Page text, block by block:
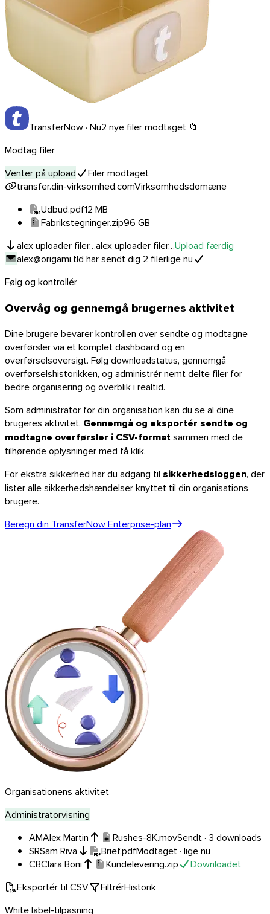
Thunderbird
TransferNow på alle dine enheder
Computer, mobil, browser og e-mail — overalt, gratis.
Opdag API’en
Prøv API’en
TransferNow API
Automatiser dine overførsler — gratis
prøveperiode.
Opdag API’en
Vejledninger og guides
Send alle filtyper
Blog
Support & FAQ
Kontakt support
Tilgængelige sprog
Status på tjenesten
TransferNow · Nu2 nye filer modtaget 📁
Modtag filer
Venter på upload
Filer modtaget
transfer.din-virksomhed.comVirksomhedsdomæne
Udbud.pdf12 MB
Fabrikstegninger.zip96 GB
alex uploader filer…alex uploader filer…Upload færdig
alex@origami.tld har sendt dig 2 filerlige nu
Følg og kontrollér
Overvåg og gennemgå brugernes aktivitet
Dine brugere bevarer kontrollen over sendte og modtagne
overførsler via et komplet dashboard og en
overførselsoversigt. Følg downloadstatus, gennemgå
overførselshistorikken, og administrér nemt delte filer for
bedre organisering og overblik i realtid.
Som administrator for din organisation kan du se al dine
brugeres aktivitet. Gennemgå og eksportér sendte og
modtagne overførsler i CSV-formatsammen med de
tilhørende oplysninger med få klik.
For ekstra sikkerhed har du adgang til sikkerhedsloggen, der
lister alle sikkerhedshændelser knyttet til din organisations
brugere.
Beregn din TransferNow Enterprise-plan
Organisationens aktivitet
Administratorvisning
AMAlex Martin Rushes-8K.movSendt · 3 downloads
SRSam Riva Brief.pdfModtaget · lige nu
CBClara Boni Kundelevering.zip
Downloadet
Eksportér til CSV
FiltrérHistorik
White label-tilpasning